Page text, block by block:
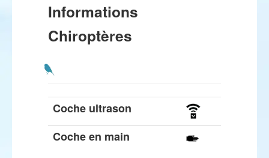
Informations
Chiroptères
Coche ultrason
Coche en main